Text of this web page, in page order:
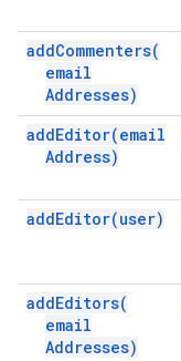
addCommenters(
email
Addresses)
addEditor(email
Address)
addEditor(user)
addEditors(
email
Addresses)